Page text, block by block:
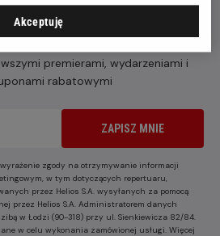
premierami, wydarzeniami i
rabatowymi
ZAPISZ MNIE
zgody na otrzymywanie informacji
w tym dotyczących repertuaru,
przez Helios S.A. wysyłanych za pomocą
przez Helios S.A. Administratorem danych
w Łodzi (90-318) przy ul. Sienkiewicza 82/84.
w celu wykonania zamówionej usługi. Więcej
Akceptuję